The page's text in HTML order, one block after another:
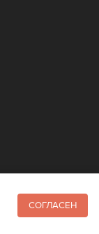
СОГЛАСЕН